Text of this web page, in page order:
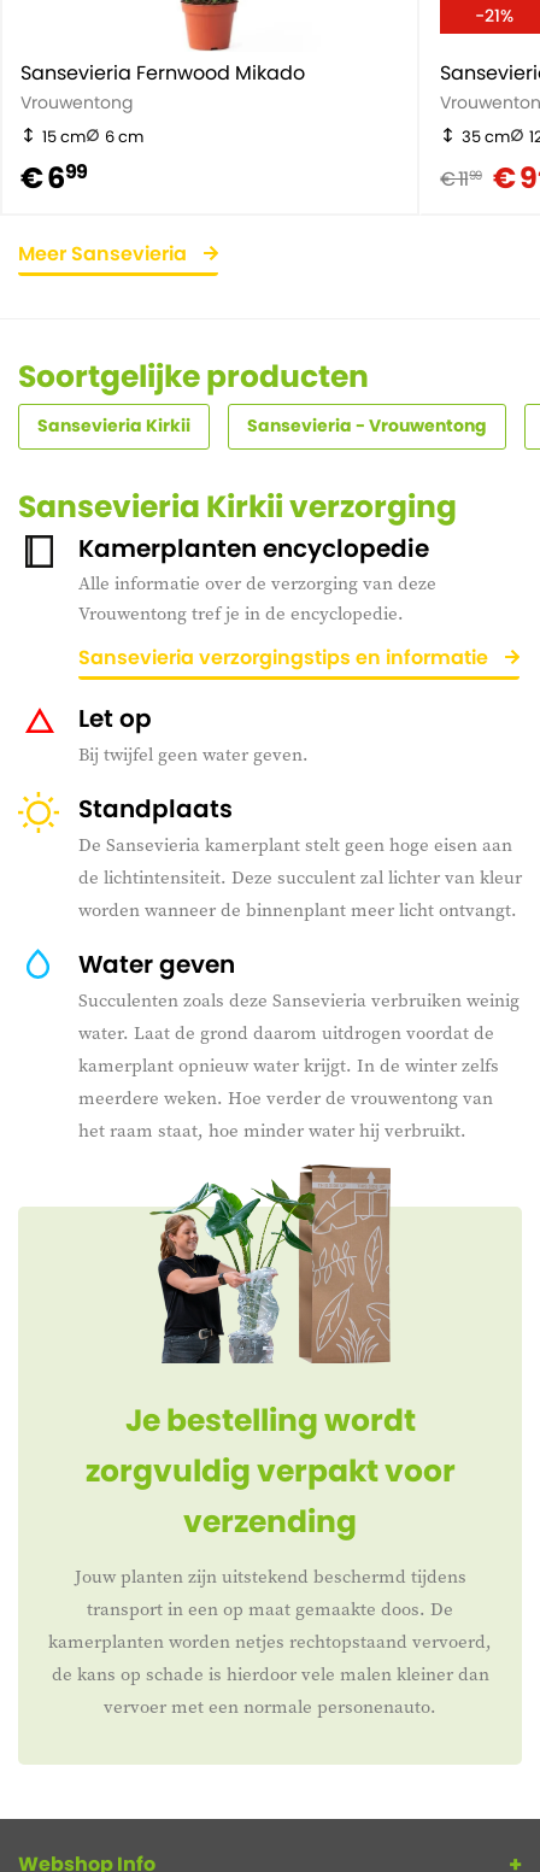
Sansevieria Fernwood Mikado
Vrouwentong
15 cm 6 cm
€ 699
-21%
35 cm
€ 1199 € 9
Meer Sansevieria
Soortgelijke producten
Sansevieria Kirkii Sansevieria - Vrouwentong
Sansevieria Kirkii verzorging
Kamerplanten encyclopedie
Alle informatie over de verzorging van deze
Vrouwentong tref je in de encyclopedie.
Sansevieria verzorgingstips en informatie
Let op
Bij twijfel geen water geven.
Standplaats
De Sansevieria kamerplant stelt geen hoge eisen aan
de lichtintensiteit. Deze succulent zal lichter van kleur
worden wanneer de binnenplant meer licht ontvangt.
Water geven
Succulenten zoals deze Sansevieria verbruiken weinig
water. Laat de grond daarom uitdrogen voordat de
kamerplant opnieuw water krijgt. In de winter zelfs
meerdere weken. Hoe verder de vrouwentong van
het raam staat, hoe minder water hij verbruikt.
Je bestelling wordt
zorgvuldig verpakt voor
verzending
Jouw planten zijn uitstekend beschermd tijdens
transport in een op maat gemaakte doos. De
kamerplanten worden netjes rechtopstaand vervoerd,
de kans op schade is hierdoor vele malen kleiner dan
vervoer met een normale personenauto.
Webshop Info